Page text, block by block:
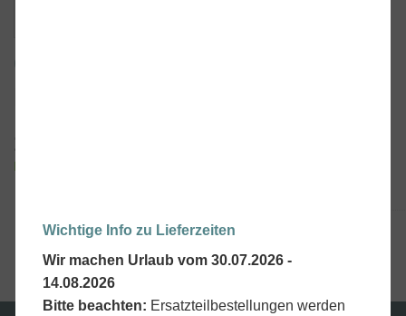
Gasdruckschalter für diverse
Lieferzeit:
Artikelnummer:MEPU0005P
Wichtige Info zu Lieferzeiten
Wir machen Urlaub vom 30.07.2026 -
14.08.2026
Bitte beachten: Ersatzteilbestellungen werden